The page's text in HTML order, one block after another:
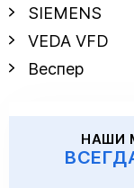
SIEMENS
VEDA VFD
Веспер
НАШИ